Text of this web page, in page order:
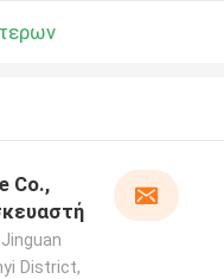
Co.,
District,